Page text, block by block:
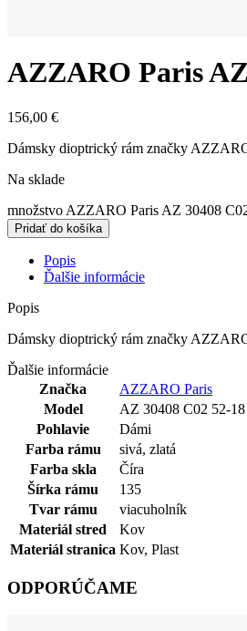
AZZARO Paris
156,00 €
Dámsky dioptrický rám značky
Na sklade
množstvo AZZARO Paris AZ 30408
Pridať do košíka
Popis
Ďalšie informácie
Popis
Dámsky dioptrický rám značky
Ďalšie informácie
Značka
AZZARO Paris
Model
AZ 30408 C02 52-
Pohlavie
Dámi
Farba rámu
sivá, zlatá
Farba skla
Číra
Šírka rámu
135
Tvar rámu
viacuholník
Materiál stred
Kov
Materiál stranica Kov, Plast
ODPORÚČAME